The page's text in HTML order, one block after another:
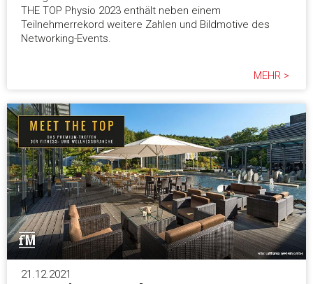
THE TOP Physio 2023 enthält neben einem
Teilnehmerrekord weitere Zahlen und Bildmotive des
Networking-Events.
MEHR >
21.12.2021